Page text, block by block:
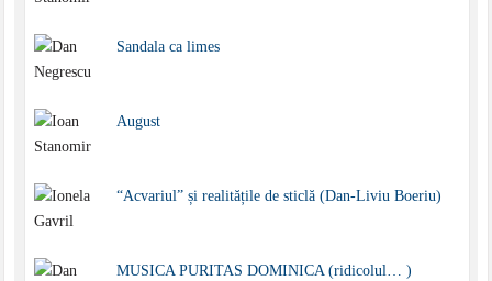
Sandala ca limes
August
“Acvariul” și realitățile de sticlă (Dan-Liviu Boeriu)
MUSICA PURITAS DOMINICA (ridicolul… )